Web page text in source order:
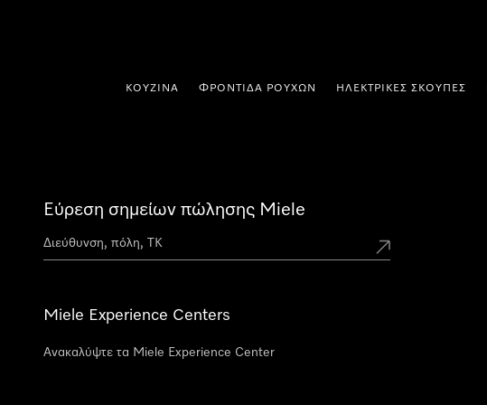
ΚΟΥΖΊΝΑ ΦΡΟΝΤΊΔΑ ΡΟΎΧΩΝ ΗΛΕΚΤΡΙΚΈΣ ΣΚΟΎΠΕΣ
Εύρεση σημείων πώλησης Miele
Miele Experience Centers
Ανακαλύψτε τα Miele Experience Center